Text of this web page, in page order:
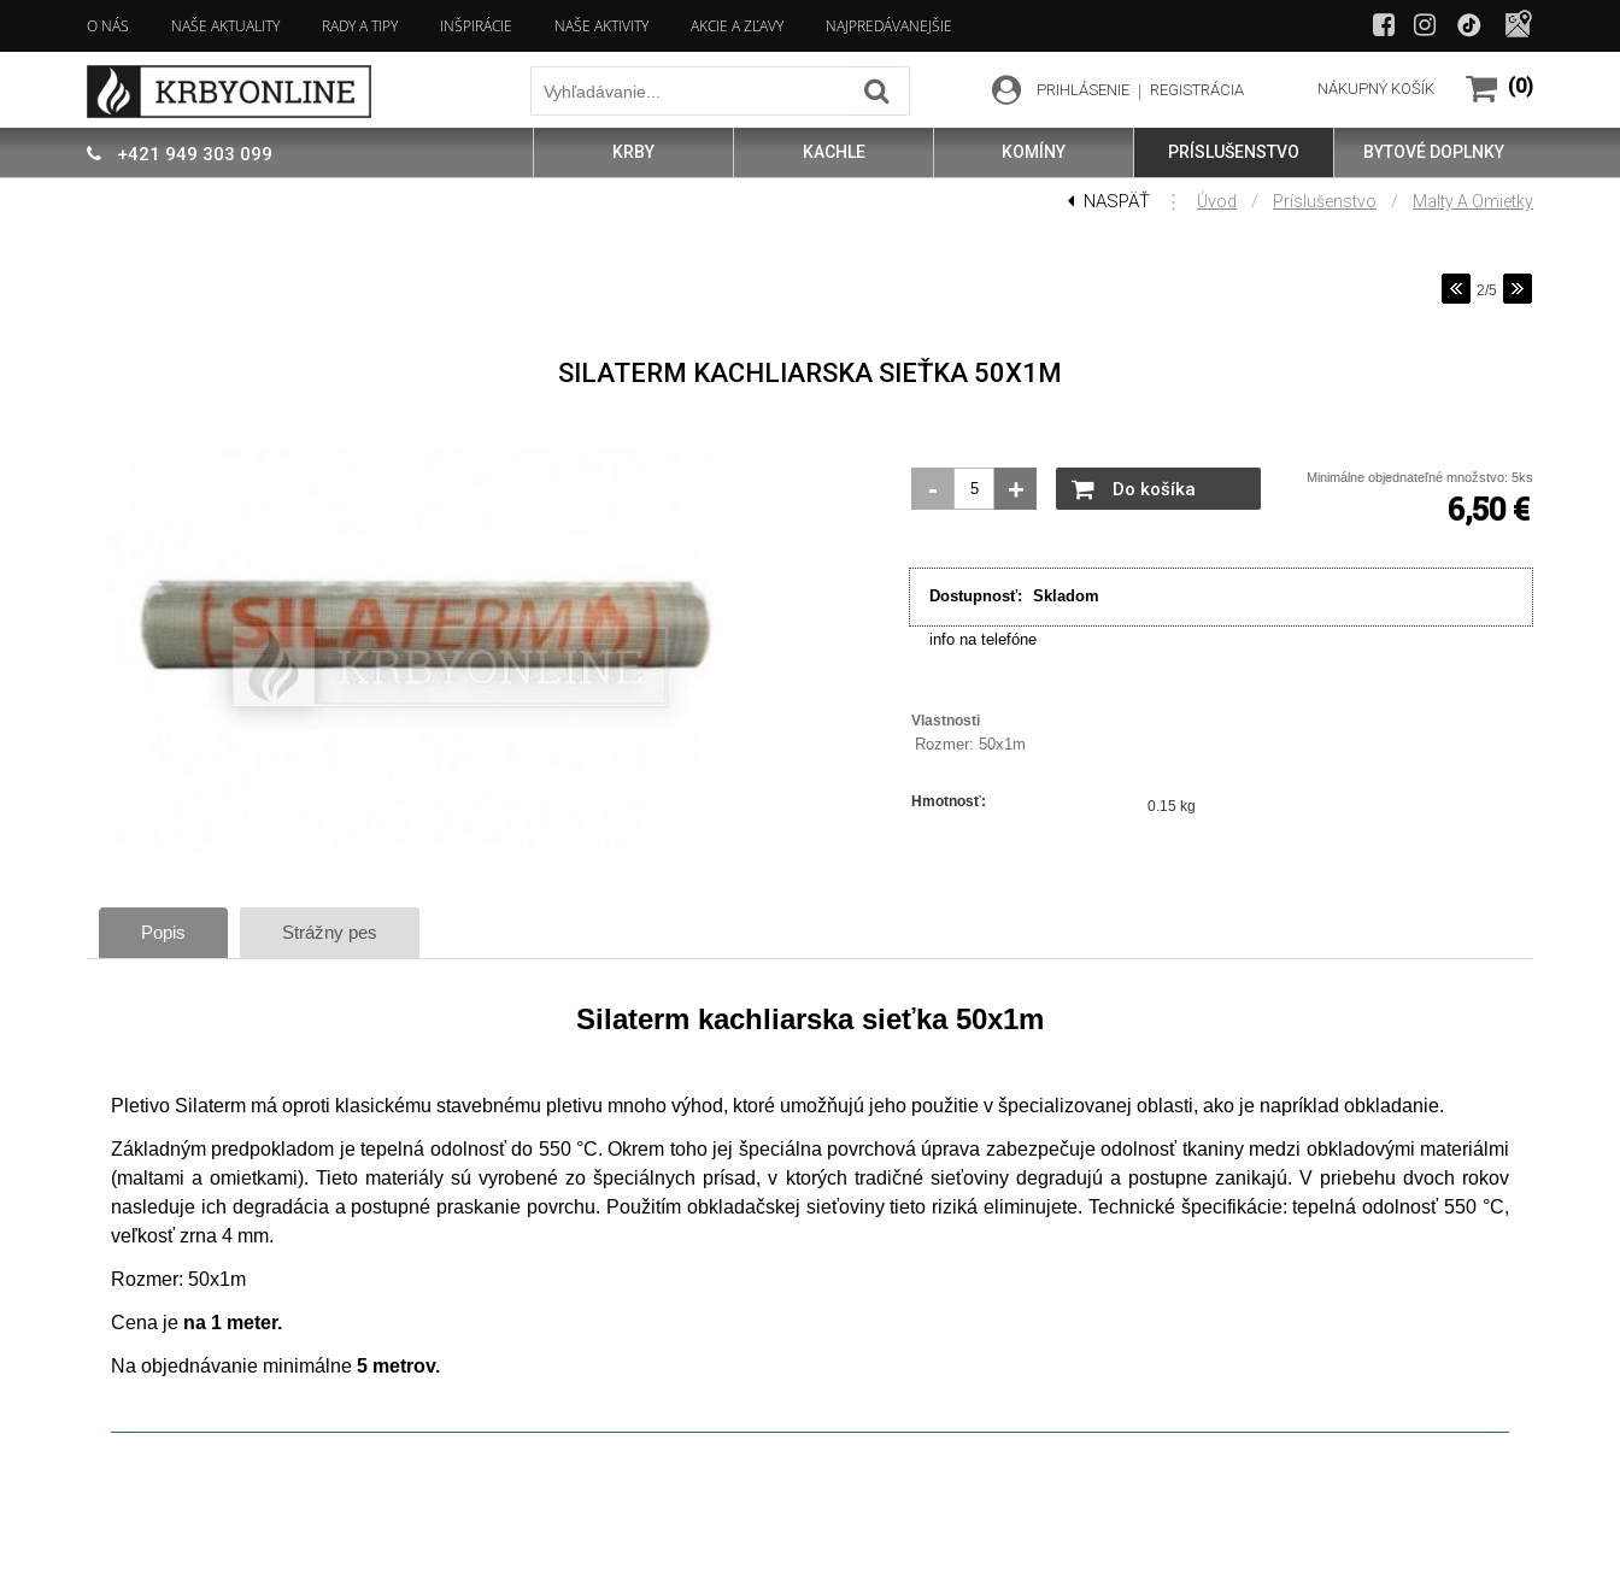
O NÁS NAŠE AKTUALITY RADY A TIPY INŠPIRÁCIE NAŠE AKTIVITY AKCIE A ZĽAVY NAJPREDÁVANEJŠIE
KRBY KACHLE KOMÍNY PRÍSLUŠENSTVO BYTOVÉ DOPLNKY
PRIHLÁSENIE REGISTRÁCIA
+421 949 303 099
NÁKUPNÝ KOŠÍK (0)
NASPÄŤ ⋮ Úvod / Príslušenstvo / Malty A Omietky
2/5
SILATERM KACHLIARSKA SIEŤKA 50X1M
- + Do košíka
Minimálne objednateľné množstvo: 5ks
6,50€
Dostupnosť: Skladom
info na telefóne
Vlastnosti
Rozmer: 50x1m
Hmotnosť: 0.15 kg
Popis Strážny pes
Silaterm kachliarska sieťka 50x1m
Pletivo Silaterm má oproti klasickému stavebnému pletivu mnoho výhod, ktoré umožňujú jeho použitie v špecializovanej oblasti, ako je napríklad obkladanie.
Základným predpokladom je tepelná odolnosť do 550 °C. Okrem toho jej špeciálna povrchová úprava zabezpečuje odolnosť tkaniny medzi obkladovými materiálmi
(maltami a omietkami). Tieto materiály sú vyrobené zo špeciálnych prísad, v ktorých tradičné sieťoviny degradujú a postupne zanikajú. V priebehu dvoch rokov
nasleduje ich degradácia a postupné praskanie povrchu. Použitím obkladačskej sieťoviny tieto riziká eliminujete. Technické špecifikácie: tepelná odolnosť 550 °C,
veľkosť zrna 4 mm.
Rozmer: 50x1m
Cena je na 1 meter.
Na objednávanie minimálne 5 metrov.